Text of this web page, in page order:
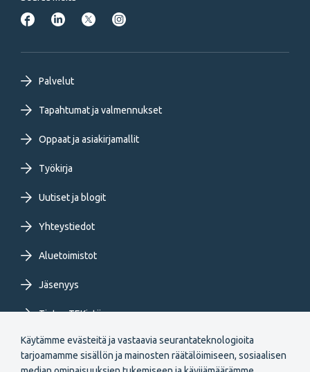
Käytämme evästeitä ja vastaavia seurantateknologioita
tarjoamamme sisällön ja mainosten räätälöimiseen, sosiaalisen
Footer
primary
menu
FI
Palvelut
Tapahtumat ja valmennukset
Oppaat ja asiakirjamallit
Työkirja
Uutiset ja blogit
Yhteystiedot
Aluetoimistot
Jäsenyys
Tietoa TEKistä
Extranet